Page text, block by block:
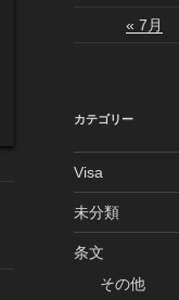
« 7月
カテゴリー
Visa
未分類
条文
その他